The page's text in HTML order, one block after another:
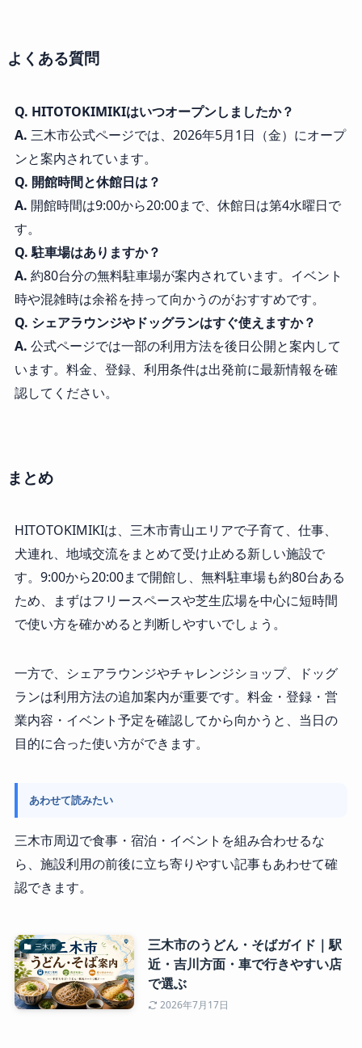
よくある質問
Q. HITOTOKIMIKIはいつオープンしましたか？
A. 三木市公式ページでは、2026年5月1日（金）にオープ
ンと案内されています。
Q. 開館時間と休館日は？
A. 開館時間は9:00から20:00まで、休館日は第4水曜日で
す。
Q. 駐車場はありますか？
A. 約80台分の無料駐車場が案内されています。イベント
時や混雑時は余裕を持って向かうのがおすすめです。
Q. シェアラウンジやドッグランはすぐ使えますか？
A. 公式ページでは一部の利用方法を後日公開と案内して
います。料金、登録、利用条件は出発前に最新情報を確
認してください。
まとめ
HITOTOKIMIKIは、三木市青山エリアで子育て、仕事、
犬連れ、地域交流をまとめて受け止める新しい施設で
す。9:00から20:00まで開館し、無料駐車場も約80台ある
ため、まずはフリースペースや芝生広場を中心に短時間
で使い方を確かめると判断しやすいでしょう。
一方で、シェアラウンジやチャレンジショップ、ドッグ
ランは利用方法の追加案内が重要です。料金・登録・営
業内容・イベント予定を確認してから向かうと、当日の
目的に合った使い方ができます。
あわせて読みたい
三木市周辺で食事・宿泊・イベントを組み合わせるな
ら、施設利用の前後に立ち寄りやすい記事もあわせて確
認できます。
三木市
三木市のうどん・そばガイド｜駅
近・吉川方面・車で行きやすい店
で選ぶ
2026年7月17日